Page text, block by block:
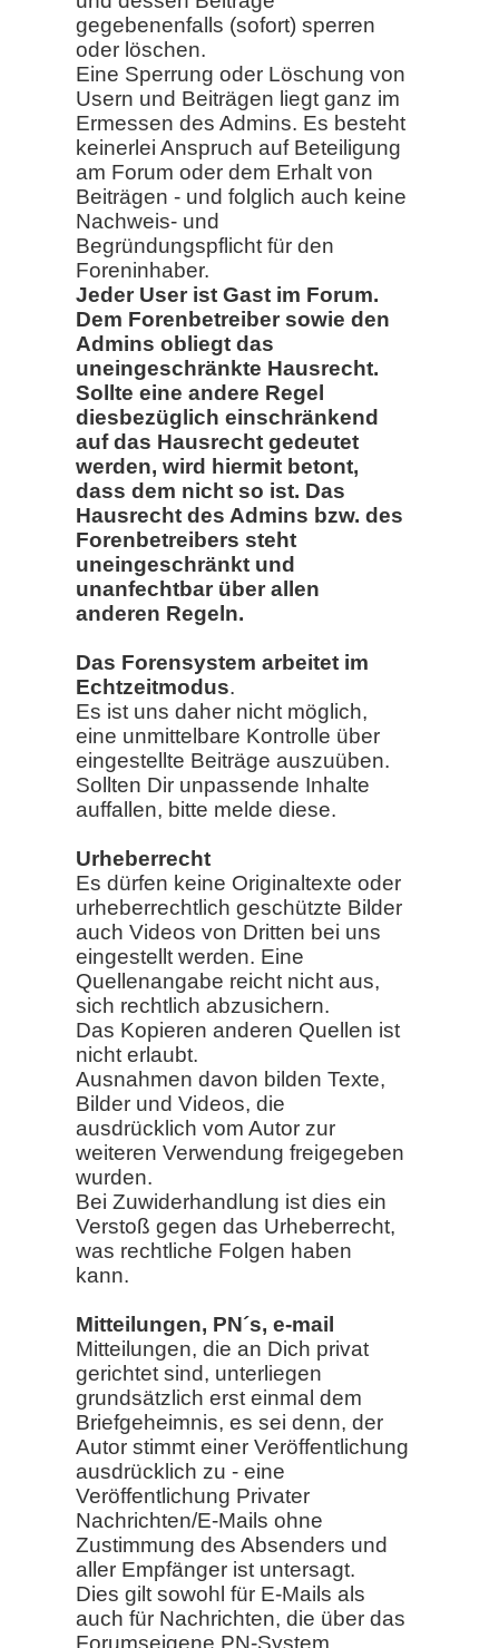
gegebenenfalls (sofort) sperren
oder löschen.
Eine Sperrung oder Löschung von
Usern und Beiträgen liegt ganz im
Ermessen des Admins. Es besteht
keinerlei Anspruch auf Beteiligung
am Forum oder dem Erhalt von
Beiträgen - und folglich auch keine
Nachweis- und
Begründungspflicht für den
Foreninhaber.
Jeder User ist Gast im Forum.
Dem Forenbetreiber sowie den
Admins obliegt das
uneingeschränkte Hausrecht.
Sollte eine andere Regel
diesbezüglich einschränkend
auf das Hausrecht gedeutet
werden, wird hiermit betont,
dass dem nicht so ist. Das
Hausrecht des Admins bzw. des
Forenbetreibers steht
uneingeschränkt und
unanfechtbar über allen
anderen Regeln.
Das Forensystem arbeitet im
Echtzeitmodus.
Es ist uns daher nicht möglich,
eine unmittelbare Kontrolle über
eingestellte Beiträge auszuüben.
Sollten Dir unpassende Inhalte
auffallen, bitte melde diese.
Urheberrecht
Es dürfen keine Originaltexte oder
urheberrechtlich geschützte Bilder
auch Videos von Dritten bei uns
eingestellt werden. Eine
Quellenangabe reicht nicht aus,
sich rechtlich abzusichern.
Das Kopieren anderen Quellen ist
nicht erlaubt.
Ausnahmen davon bilden Texte,
Bilder und Videos, die
ausdrücklich vom Autor zur
weiteren Verwendung freigegeben
wurden.
Bei Zuwiderhandlung ist dies ein
Verstoß gegen das Urheberrecht,
was rechtliche Folgen haben
kann.
Mitteilungen, PN´s, e-mail
Mitteilungen, die an Dich privat
gerichtet sind, unterliegen
grundsätzlich erst einmal dem
Briefgeheimnis, es sei denn, der
Autor stimmt einer Veröffentlichung
ausdrücklich zu - eine
Veröffentlichung Privater
Nachrichten/E-Mails ohne
Zustimmung des Absenders und
aller Empfänger ist untersagt.
Dies gilt sowohl für E-Mails als
auch für Nachrichten, die über das
Forumseigene PN-System